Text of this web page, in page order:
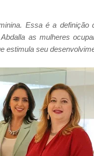
Essa é a
as mulheres
estimula seu